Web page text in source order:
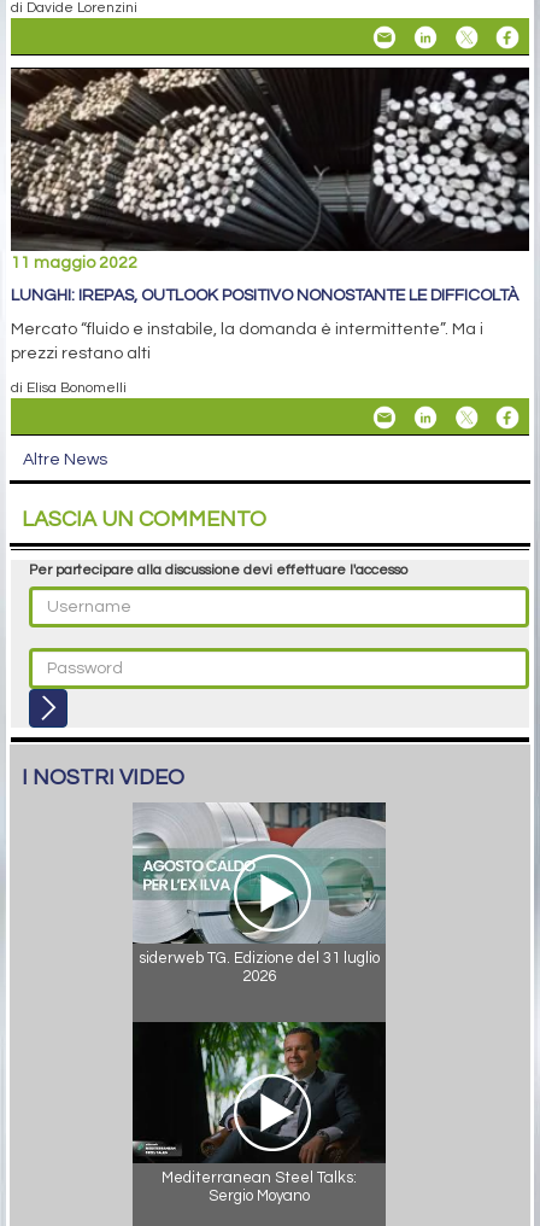
di Davide Lorenzini
11 maggio 2022
LUNGHI: IREPAS, OUTLOOK POSITIVO NONOSTANTE LE DIFFICOLTÀ
Mercato “fluido e instabile, la domanda è intermittente”. Ma i
prezzi restano alti
di Elisa Bonomelli
Altre News
LASCIA UN COMMENTO
Per partecipare alla discussione devi effettuare l'accesso
I NOSTRI VIDEO
siderweb TG. Edizione del 31 luglio
2026
Mediterranean Steel Talks:
Sergio Moyano